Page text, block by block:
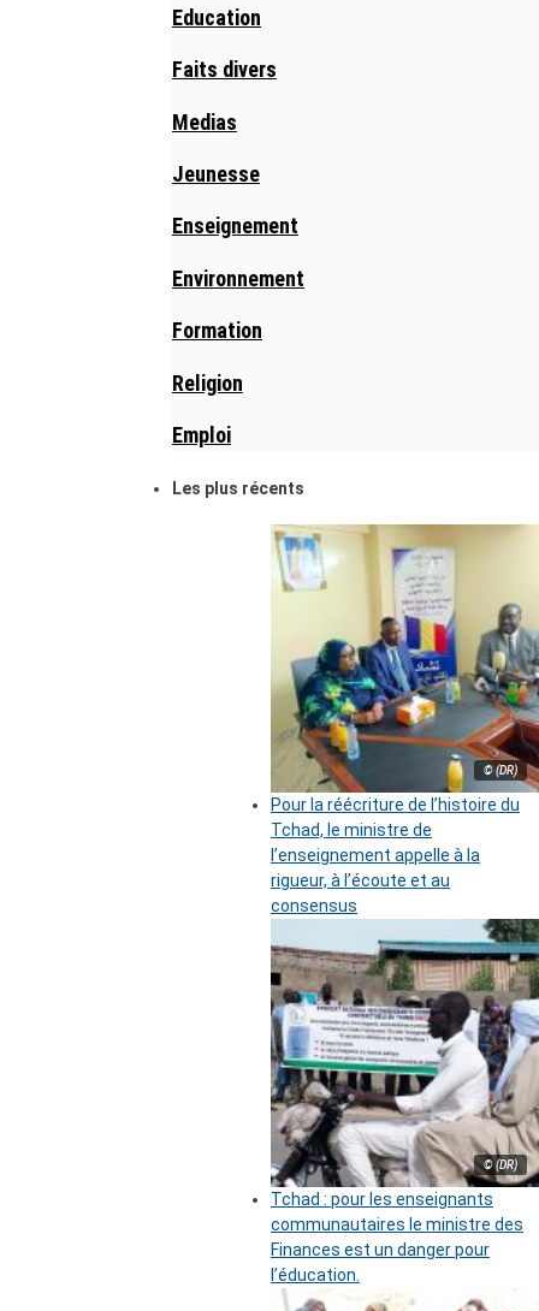
Education
Faits divers
Medias
Jeunesse
Enseignement
Environnement
Formation
Religion
Emploi
Les plus récents
© (DR)
Pour la réécriture de l’histoire du
Tchad, le ministre de
l’enseignement appelle à la
rigueur, à l’écoute et au
consensus
© (DR)
Tchad : pour les enseignants
communautaires le ministre des
Finances est un danger pour
l’éducation.